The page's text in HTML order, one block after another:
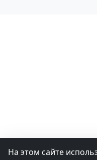
На этом сайте